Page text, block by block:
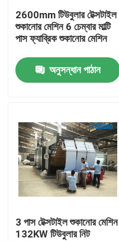
পণ্য
টেক্সটাইল স্টেনটার মেশিন
গরম বায়ু স্টেনটার মেশিন
ফ্যাব্রিক স্টেনটার মেশিন
টেক্সটাইল শুকানোর মেশিন
ফ্যাব্রিক তাপ সেটিং মেশিন
টেক্সটাইল ফিনিশিং মেশিন
2600mm টিউবুলার টেক্সটাইল
শুকানোর মেশিন 6 চেম্বার মাল্টি
পাস ফ্যাব্রিক শুকানোর মেশিন
অনুসন্ধান পাঠান
3 পাস টেক্সটাইল শুকানোর মেশিন
132KW টিউবুলার নিট